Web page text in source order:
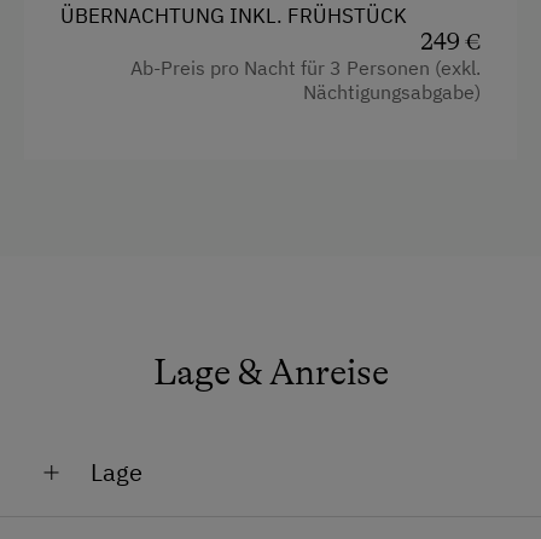
ÜBERNACHTUNG INKL. FRÜHSTÜCK
249 €
Ab-Preis pro Nacht für 3 Personen (exkl.
Nächtigungsabgabe)
Lage & Anreise
Lage